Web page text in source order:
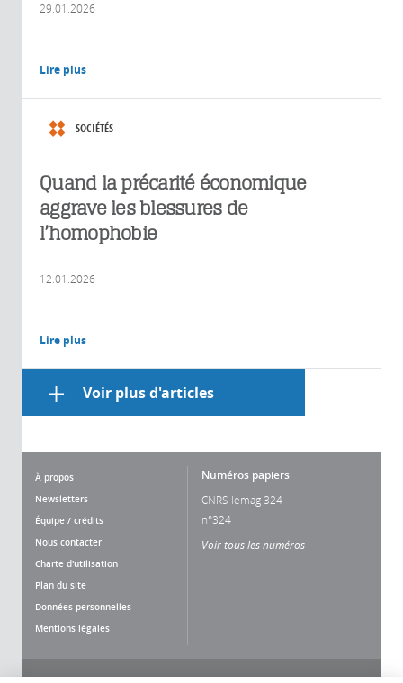
29.01.2026
Lire plus
SOCIÉTÉS
Quand la précarité économique
aggrave les blessures de
l’homophobie
12.01.2026
Lire plus
Voir plus d'articles
À propos
Newsletters
Équipe / crédits
Nous contacter
Charte d'utilisation
Plan du site
Données personnelles
Mentions légales
Numéros papiers
CNRS lemag 324
n°324
Voir tous les numéros